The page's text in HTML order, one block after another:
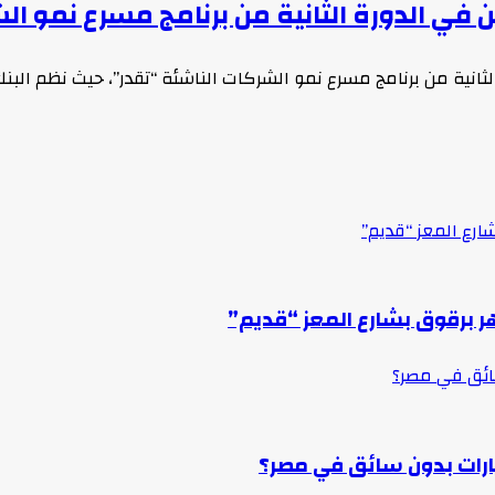
في الدورة الثانية من برنامج مسرع نمو
من برنامج مسرع نمو الشركات الناشئة “تقدر”، حيث نظم
المعز “قديم”
برقوق بشارع المعز “قديم”
في مصر؟
بدون سائق في مصر؟